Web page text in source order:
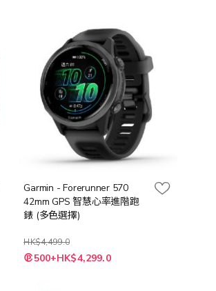
Garmin - Forerunner 570
42mm GPS 智慧心率進階跑
錶 (多色選擇)
HK$4,499.0
500+HK$4,299.0